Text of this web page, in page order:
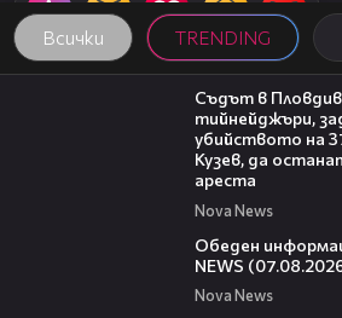
Всички TRENDING
01:34
Съдът в
тийнейджъри,
убийството на
Кузев, да
ареста
Nova News
Обеден
NEWS
Nova News